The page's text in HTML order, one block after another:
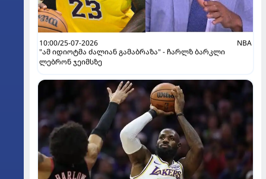
10:00/25-07-2026
NBA
"ამ იდიოტმა ძალიან გამაბრაზა" - ჩარლზ ბარკლი
ლებრონ ჯეიმსზე